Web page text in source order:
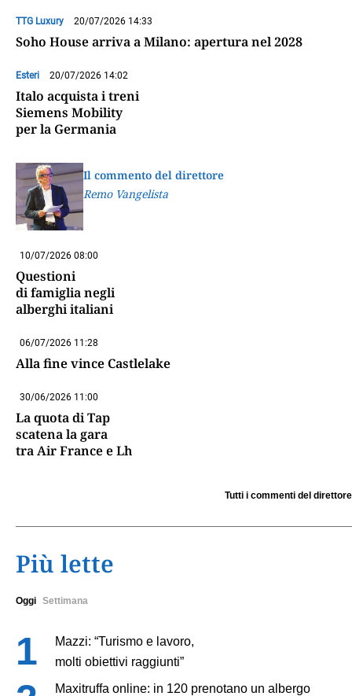
TTG Luxury 20/07/2026 14:33
Soho House arriva a Milano: apertura nel 2028
Esteri 20/07/2026 14:02
Italo acquista i treni
Siemens Mobility
per la Germania
Il commento del direttore
Remo Vangelista
10/07/2026 08:00
Questioni
di famiglia negli
alberghi italiani
06/07/2026 11:28
Alla fine vince Castlelake
30/06/2026 11:00
La quota di Tap
scatena la gara
tra Air France e Lh
Tutti i commenti del direttore
Più lette
Oggi Settimana
Mazzi: “Turismo e lavoro,
molti obiettivi raggiunti”
Maxitruffa online: in 120 prenotano un albergo